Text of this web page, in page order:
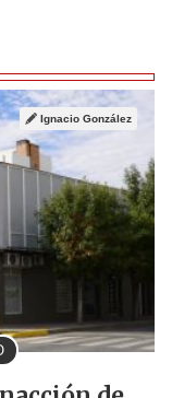
Ignacio González